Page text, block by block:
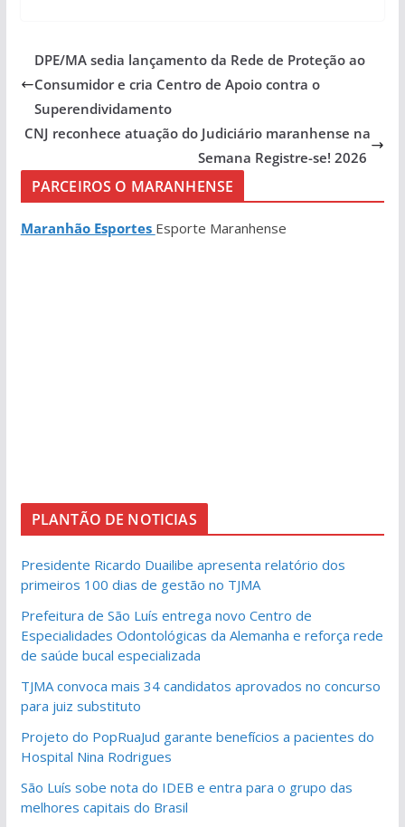
DPE/MA sedia lançamento da Rede de Proteção ao
Consumidor e cria Centro de Apoio contra o
Superendividamento
CNJ reconhece atuação do Judiciário maranhense na
Semana Registre-se! 2026
PARCEIROS O MARANHENSE
Maranhão Esportes Esporte Maranhense
PLANTÃO DE NOTICIAS
Presidente Ricardo Duailibe apresenta relatório dos
primeiros 100 dias de gestão no TJMA
Prefeitura de São Luís entrega novo Centro de
Especialidades Odontológicas da Alemanha e reforça rede
de saúde bucal especializada
TJMA convoca mais 34 candidatos aprovados no concurso
para juiz substituto
Projeto do PopRuaJud garante benefícios a pacientes do
Hospital Nina Rodrigues
São Luís sobe nota do IDEB e entra para o grupo das
melhores capitais do Brasil